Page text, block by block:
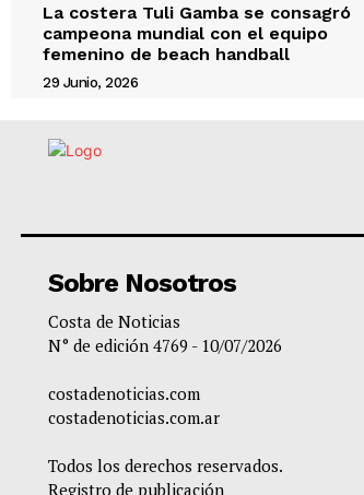
La costera Tuli Gamba se consagró
campeona mundial con el equipo
femenino de beach handball
29 Junio, 2026
Sobre Nosotros
Costa de Noticias
N° de edición 4769 - 10/07/2026
costadenoticias.com
costadenoticias.com.ar
Todos los derechos reservados.
Registro de publicación